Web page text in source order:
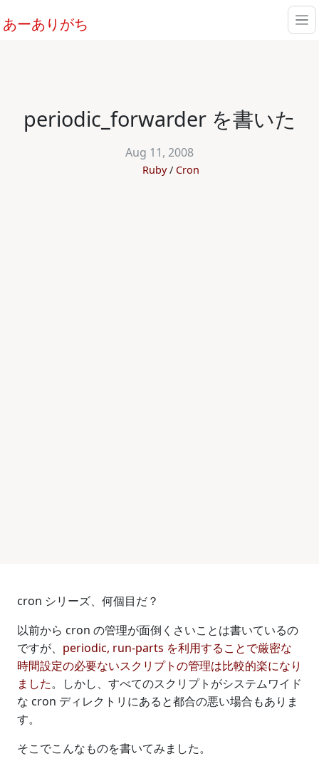
あーありがち
periodic_forwarder を書いた
Aug 11, 2008
Ruby Cron
cron シリーズ、何個目だ？
以前から cron の管理が面倒くさいことは書いているの
ですが、 periodic, run-parts を利用することで厳密な
時間設定の必要ないスクリプトの管理は比較的楽になり
ました。しかし、すべてのスクリプトがシステムワイド
な cron ディレクトリにあると都合の悪い場合もありま
す。
そこでこんなものを書いてみました。